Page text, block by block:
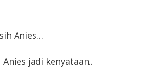
Anies…
Anies jadi kenyataan..